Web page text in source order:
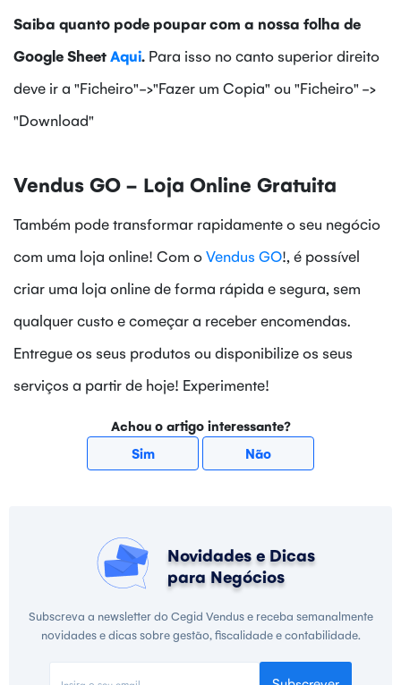
Saiba quanto pode poupar com a nossa folha de
Google SheetAqui. Para isso no canto superior direito
deve ir a "Ficheiro"->"Fazer um Copia" ou "Ficheiro" ->
"Download"
Vendus GO - Loja Online Gratuita
Também pode transformar rapidamente o seu negócio
com uma loja online! Com oVendus GO!, é possível
criar uma loja online de forma rápida e segura, sem
qualquer custo e começar a receber encomendas.
Entregue os seus produtos ou disponibilize os seus
serviços a partir de hoje! Experimente!
Achou o artigo interessante?
Sim
Não
Novidades e Dicas
para Negócios
Subscreva a newsletter do Cegid Vendus e receba semanalmente
novidades e dicas sobre gestão, fiscalidade e contabilidade.